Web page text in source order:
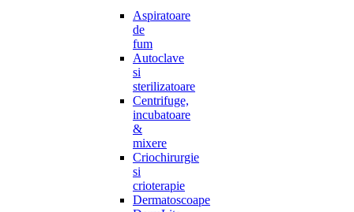
Aspiratoare
de
fum
Autoclave
si
sterilizatoare
Centrifuge,
incubatoare
&
mixere
Criochirurgie
si
crioterapie
Dermatoscoape